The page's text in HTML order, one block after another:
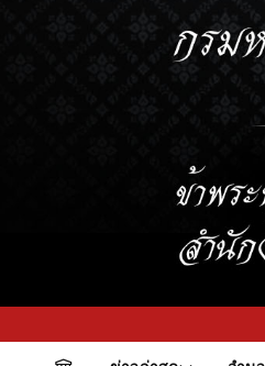
สำนักงานเขต